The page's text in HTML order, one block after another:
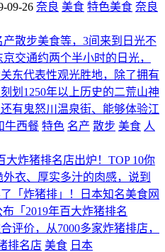
09-26 奈良 美食 特色美食 奈良
散步美食等，3间来到日光不
京交通约两个半小时的日光，
东代表性观光胜地，除了拥有
划1250年以上历史的二荒山神
有鬼怒川温泉街、能够体验江
牛西餐 特色 名产 散步 美食 人
大炸猪排名店出炉！TOP 10你
衣、厚实多汁的肉感，说到
「炸猪排」！日本知名美食网
「2019年百大炸猪排名
评价，从7000多家炸猪排店，
排名店 美食 日本